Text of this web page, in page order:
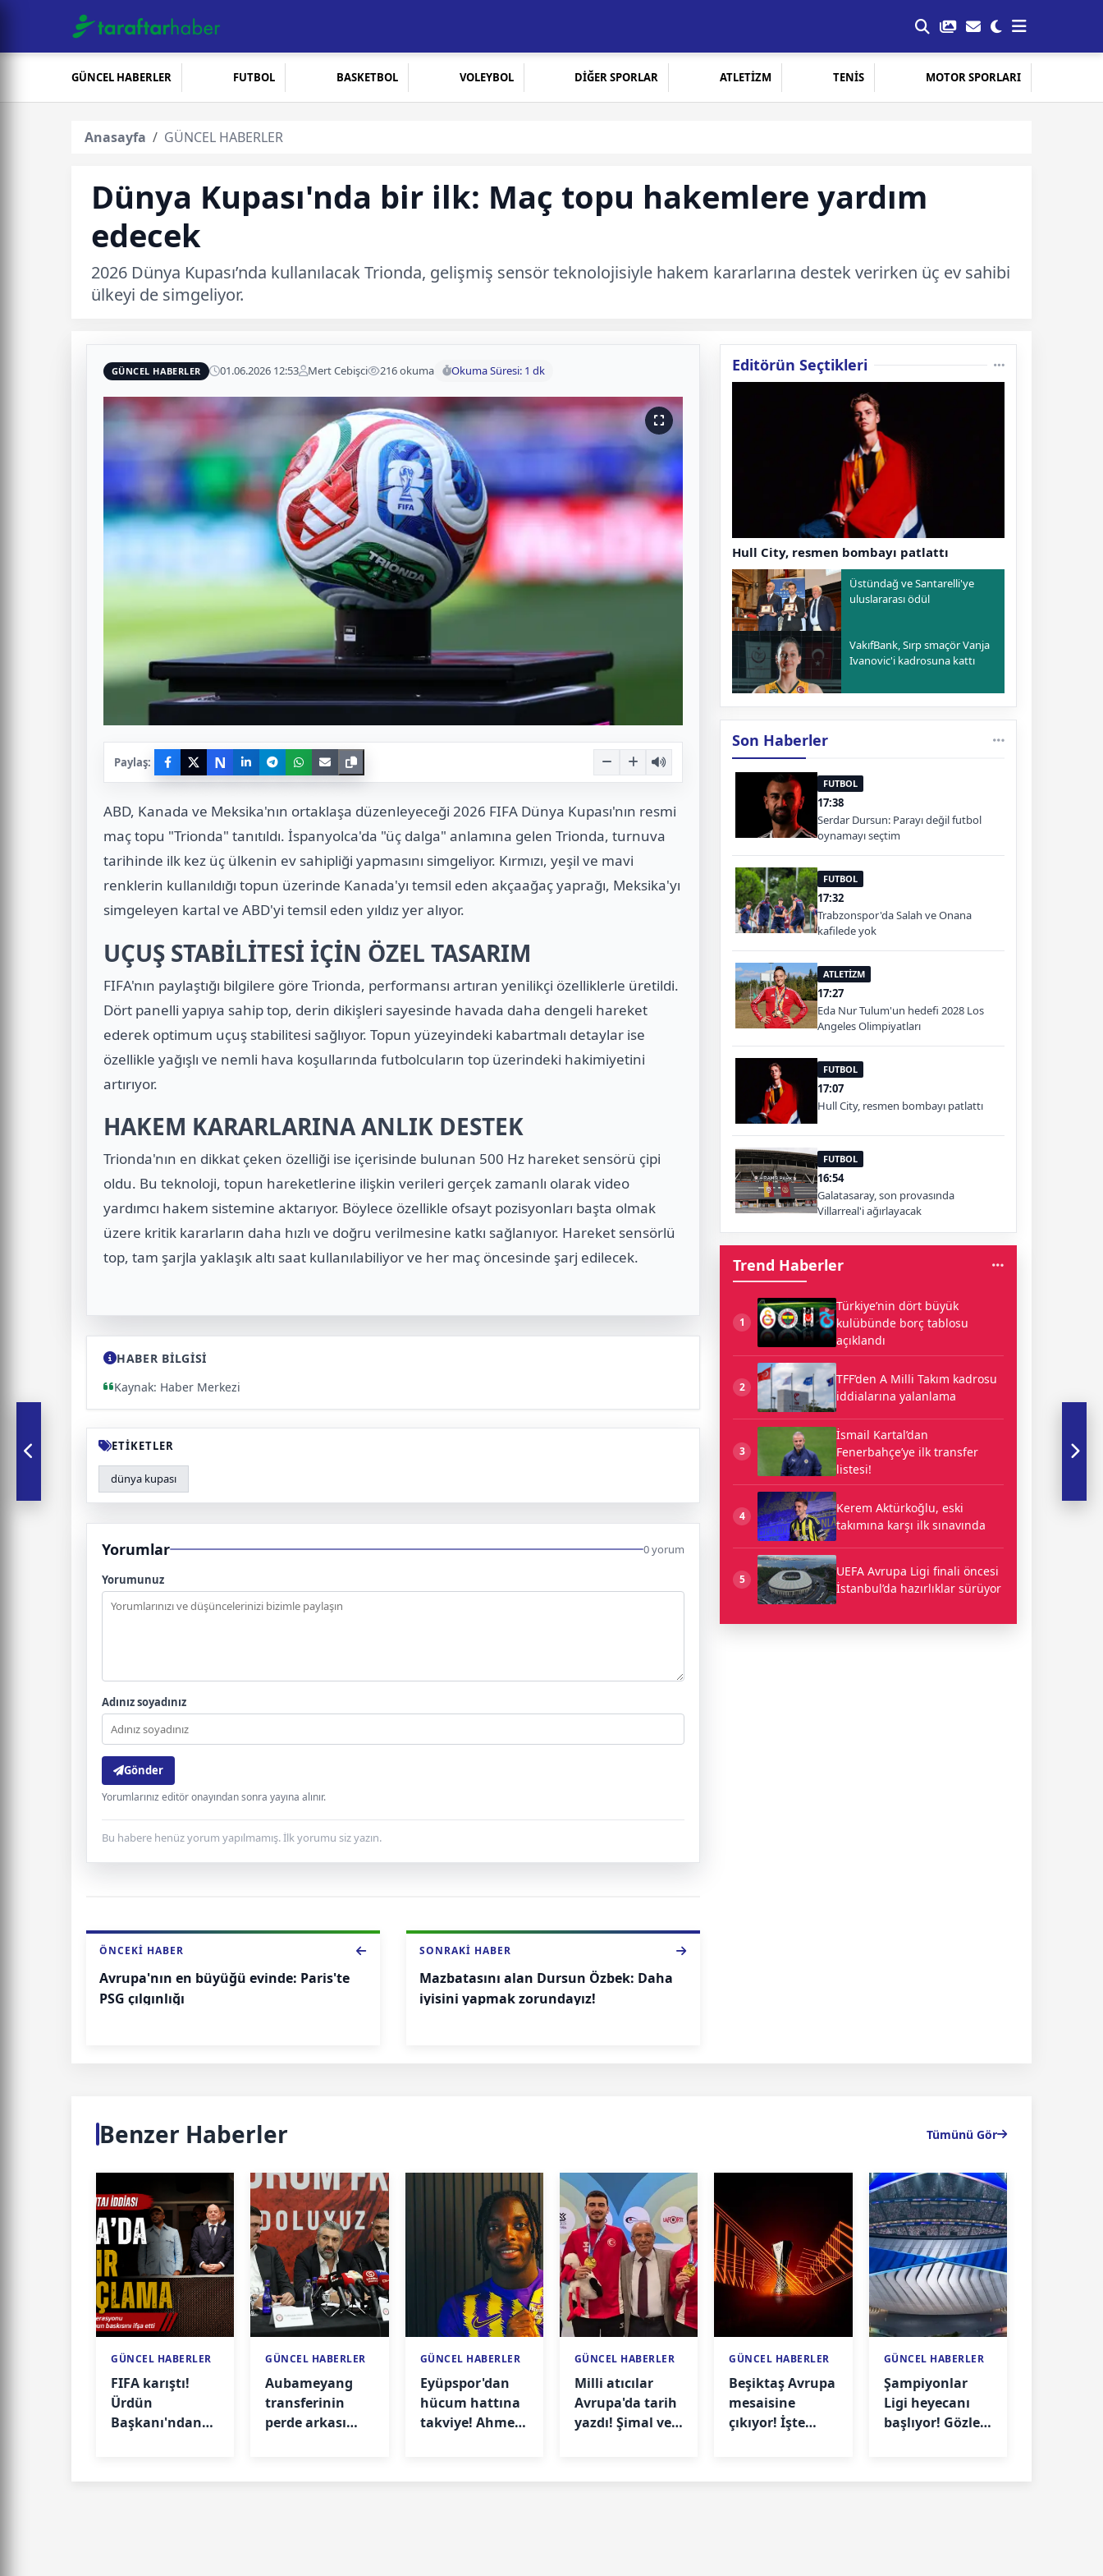
GÜNCEL HABERLER FUTBOL BASKETBOL VOLEYBOL DİĞER SPORLAR ATLETİZM TENİS MOTOR SPORLARI
Anasayfa GÜNCEL HABERLER
Dünya Kupası'nda bir ilk: Maç topu hakemlere yardım
edecek
2026 Dünya Kupası’nda kullanılacak Trionda, gelişmiş sensör teknolojisiyle hakem kararlarına destek verirken üç ev sahibi
ülkeyi de simgeliyor.
GÜNCEL HABERLER 01.06.2026 12:53 Mert Cebişci 216 okuma Okuma Süresi: 1 dk
Paylaş: N
ABD, Kanada ve Meksika'nın ortaklaşa düzenleyeceği 2026 FIFA Dünya Kupası'nın resmi
maç topu "Trionda" tanıtıldı. İspanyolca'da "üç dalga" anlamına gelen Trionda, turnuva
tarihinde ilk kez üç ülkenin ev sahipliği yapmasını simgeliyor. Kırmızı, yeşil ve mavi
renklerin kullanıldığı topun üzerinde Kanada'yı temsil eden akçaağaç yaprağı, Meksika'yı
simgeleyen kartal ve ABD'yi temsil eden yıldız yer alıyor.
UÇUŞ STABİLİTESİ İÇİN ÖZEL TASARIM
FIFA'nın paylaştığı bilgilere göre Trionda, performansı artıran yenilikçi özelliklerle üretildi.
Dört panelli yapıya sahip top, derin dikişleri sayesinde havada daha dengeli hareket
ederek optimum uçuş stabilitesi sağlıyor. Topun yüzeyindeki kabartmalı detaylar ise
özellikle yağışlı ve nemli hava koşullarında futbolcuların top üzerindeki hakimiyetini
artırıyor.
HAKEM KARARLARINA ANLIK DESTEK
Trionda'nın en dikkat çeken özelliği ise içerisinde bulunan 500 Hz hareket sensörü çipi
oldu. Bu teknoloji, topun hareketlerine ilişkin verileri gerçek zamanlı olarak video
yardımcı hakem sistemine aktarıyor. Böylece özellikle ofsayt pozisyonları başta olmak
üzere kritik kararların daha hızlı ve doğru verilmesine katkı sağlanıyor. Hareket sensörlü
top, tam şarjla yaklaşık altı saat kullanılabiliyor ve her maç öncesinde şarj edilecek.
HABER BİLGİSİ
Kaynak: Haber Merkezi
ETİKETLER
dünya kupası
Yorumlar 0 yorum
Yorumunuz
Adınız soyadınız
Gönder
Yorumlarınız editör onayından sonra yayına alınır.
Bu habere henüz yorum yapılmamış. İlk yorumu siz yazın.
ÖNCEKI HABER
Avrupa'nın en büyüğü evinde: Paris'te
PSG çılgınlığı
SONRAKI HABER
Mazbatasını alan Dursun Özbek: Daha
iyisini yapmak zorundayız!
Editörün Seçtikleri
Hull City, resmen bombayı patlattı
Üstündağ ve Santarelli'ye
uluslararası ödül
VakıfBank, Sırp smaçör Vanja
Ivanovic'i kadrosuna kattı
Son Haberler
FUTBOL
17:38
Serdar Dursun: Parayı değil futbol
oynamayı seçtim
FUTBOL
17:32
Trabzonspor'da Salah ve Onana
kafilede yok
ATLETİZM
17:27
Eda Nur Tulum'un hedefi 2028 Los
Angeles Olimpiyatları
FUTBOL
17:07
Hull City, resmen bombayı patlattı
FUTBOL
16:54
Galatasaray, son provasında
Villarreal'i ağırlayacak
Trend Haberler
1
Türkiye’nin dört büyük
kulübünde borç tablosu
açıklandı
2
TFF’den A Milli Takım kadrosu
iddialarına yalanlama
3
İsmail Kartal’dan
Fenerbahçe’ye ilk transfer
listesi!
4
Kerem Aktürkoğlu, eski
takımına karşı ilk sınavında
5
UEFA Avrupa Ligi finali öncesi
İstanbul’da hazırlıklar sürüyor
Benzer Haberler Tümünü Gör
GÜNCEL HABERLER
FIFA karıştı!
Ürdün
Başkanı'ndan
GÜNCEL HABERLER
Aubameyang
transferinin
perde arkası
GÜNCEL HABERLER
Eyüpspor'dan
hücum hattına
takviye! Ahmed
GÜNCEL HABERLER
Milli atıcılar
Avrupa'da tarih
yazdı! Şimal ve
GÜNCEL HABERLER
Beşiktaş Avrupa
mesaisine
çıkıyor! İşte
GÜNCEL HABERLER
Şampiyonlar
Ligi heyecanı
başlıyor! Gözler